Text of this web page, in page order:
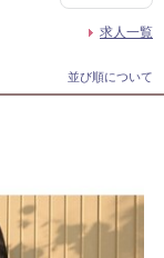
求人一覧
並び順について